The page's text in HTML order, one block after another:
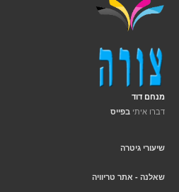
מנחם דוד
דברו איתי בפייס
שיעורי גיטרה
שאלנה - אתר טריוויה